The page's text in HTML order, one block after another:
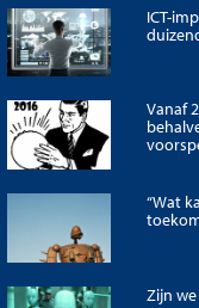
ICT-
Vanaf
“Wat
Zijn